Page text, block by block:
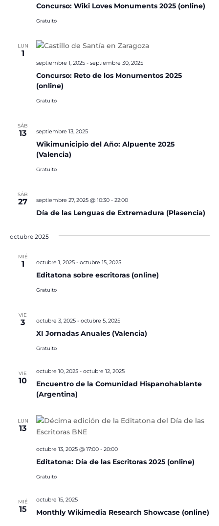
Concurso: Wiki Loves Monuments 2025 (online)
Gratuito
LUN
1
Concurso: Reto de los Monumentos 2025
(online)
septiembre 1, 2025- septiembre 30, 2025
Gratuito
SÁB
13
Wikimunicipio del Año: Alpuente 2025
(Valencia)
septiembre 13, 2025
Gratuito
SÁB
27
Día de las Lenguas de Extremadura (Plasencia)
septiembre 27, 2025 @ 10:30- 22:00
octubre 2025
MIÉ
1
Editatona sobre escritoras (online)
octubre 1, 2025- octubre 15, 2025
Gratuito
VIE
3
XI Jornadas Anuales (Valencia)
octubre 3, 2025- octubre 5, 2025
Gratuito
VIE
10
Encuentro de la Comunidad Hispanohablante
(Argentina)
octubre 10, 2025- octubre 12, 2025
LUN
13
Editatona: Día de las Escritoras 2025 (online)
octubre 13, 2025 @ 17:00- 20:00
Gratuito
MIÉ
15 Monthly Wikimedia Research Showcase (online)
octubre 15, 2025